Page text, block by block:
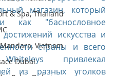
& Spa, Thailand
Vietnam
Dubai
магазин, который
как "баснословное
искусства и
страны и всего
привлекал
из разных уголков